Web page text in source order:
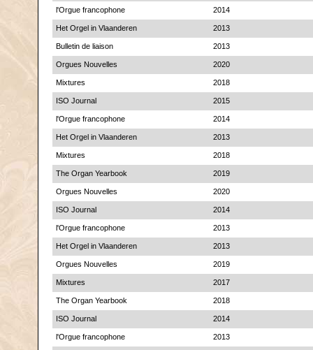
l'Orgue francophone 2014
Het Orgel in Vlaanderen 2013
Bulletin de liaison 2013
Orgues Nouvelles 2020
Mixtures 2018
ISO Journal 2015
l'Orgue francophone 2014
Het Orgel in Vlaanderen 2013
Mixtures 2018
The Organ Yearbook 2019
Orgues Nouvelles 2020
ISO Journal 2014
l'Orgue francophone 2013
Het Orgel in Vlaanderen 2013
Orgues Nouvelles 2019
Mixtures 2017
The Organ Yearbook 2018
ISO Journal 2014
l'Orgue francophone 2013